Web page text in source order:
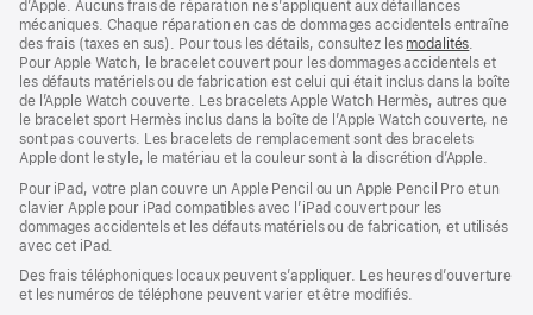
d’Apple. Aucuns frais de réparation ne s’appliquent aux défaillances
mécaniques. Chaque réparation en cas de dommages accidentels entraîne
des frais (taxes en sus). Pour tous les détails, consultez les modalités(s’ouvre
dans
une
nouvelle
fenêtre)
.
Pour Apple Watch, le bracelet couvert pour les dommages accidentels et
les défauts matériels ou de fabrication est celui qui était inclus dans la boîte
de l’Apple Watch couverte. Les bracelets Apple Watch Hermès, autres que
le bracelet sport Hermès inclus dans la boîte de l’Apple Watch couverte, ne
sont pas couverts. Les bracelets de remplacement sont des bracelets
Apple dont le style, le matériau et la couleur sont à la discrétion d’Apple.
Pour iPad, votre plan couvre un Apple Pencil ou un Apple Pencil Pro et un
clavier Apple pour iPad compatibles avec l’iPad couvert pour les
dommages accidentels et les défauts matériels ou de fabrication, et utilisés
avec cet iPad.
Des frais téléphoniques locaux peuvent s’appliquer. Les heures d’ouverture
et les numéros de téléphone peuvent varier et être modifiés.